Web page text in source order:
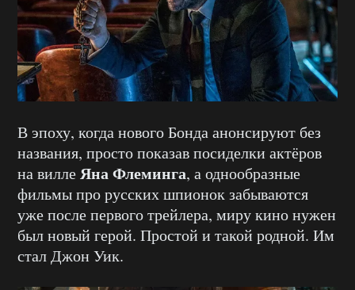
В эпоху, когда нового Бонда анонсируют без
названия, просто показав посиделки актёров
на виллеЯна Флеминга, а однообразные
фильмы про русских шпионок забываются
уже после первого трейлера, миру кино нужен
был новый герой. Простой и такой родной. Им
стал Джон Уик.